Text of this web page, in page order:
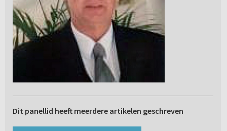
Dit panellid heeft meerdere artikelen geschreven